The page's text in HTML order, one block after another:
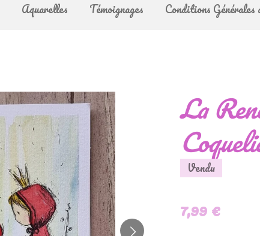
Aquarelles Témoignages Conditions Générales
La
Vendu
7,99 €